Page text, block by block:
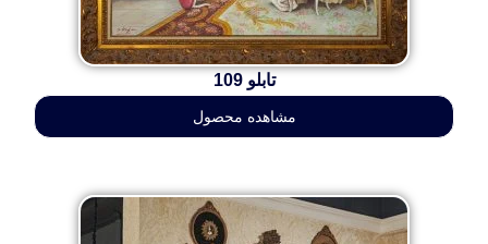
تابلو 109
مشاهده محصول